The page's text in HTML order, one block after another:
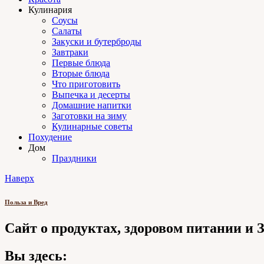
Кулинария
Соусы
Салаты
Закуски и бутерброды
Завтраки
Первые блюда
Вторые блюда
Что приготовить
Выпечка и десерты
Домашние напитки
Заготовки на зиму
Кулинарные советы
Похудение
Дом
Праздники
Наверх
Польза и Вред
Сайт о продуктах, здоровом питании
Вы здесь: